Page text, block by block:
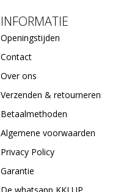
INFORMATIE
Openingstijden
Contact
Over ons
Verzenden & retourneren
Betaalmethoden
Algemene voorwaarden
Privacy Policy
Garantie